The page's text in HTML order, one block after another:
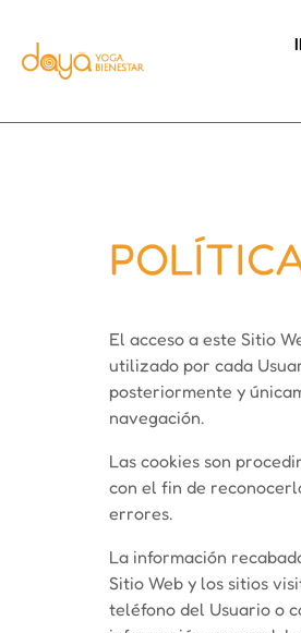
El acceso a este Sitio
utilizado por cada
posteriormente y
navegación.
Las cookies son
con el fin de
errores.
La información
Sitio Web y los sitios
teléfono del Usuario o